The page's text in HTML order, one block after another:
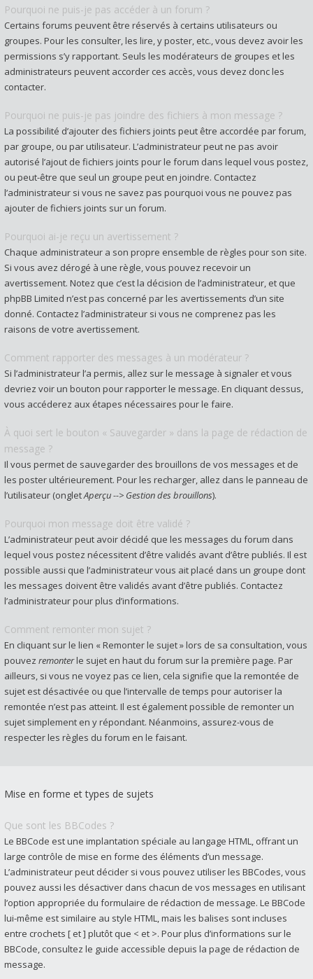
Pourquoi ne puis-je pas accéder à un forum ?
Certains forums peuvent être réservés à certains utilisateurs ou
groupes. Pour les consulter, les lire, y poster, etc., vous devez avoir les
permissions s’y rapportant. Seuls les modérateurs de groupes et les
administrateurs peuvent accorder ces accès, vous devez donc les
contacter.
Pourquoi ne puis-je pas joindre des fichiers à mon message ?
La possibilité d’ajouter des fichiers joints peut être accordée par forum,
par groupe, ou par utilisateur. L’administrateur peut ne pas avoir
autorisé l’ajout de fichiers joints pour le forum dans lequel vous postez,
ou peut-être que seul un groupe peut en joindre. Contactez
l’administrateur si vous ne savez pas pourquoi vous ne pouvez pas
ajouter de fichiers joints sur un forum.
Pourquoi ai-je reçu un avertissement ?
Chaque administrateur a son propre ensemble de règles pour son site.
Si vous avez dérogé à une règle, vous pouvez recevoir un
avertissement. Notez que c’est la décision de l’administrateur, et que
phpBB Limited n’est pas concerné par les avertissements d’un site
donné. Contactez l’administrateur si vous ne comprenez pas les
raisons de votre avertissement.
Comment rapporter des messages à un modérateur ?
Si l’administrateur l’a permis, allez sur le message à signaler et vous
devriez voir un bouton pour rapporter le message. En cliquant dessus,
vous accéderez aux étapes nécessaires pour le faire.
À quoi sert le bouton « Sauvegarder » dans la page de rédaction de
message ?
Il vous permet de sauvegarder des brouillons de vos messages et de
les poster ultérieurement. Pour les recharger, allez dans le panneau de
l’utilisateur (ongletAperçu --> Gestion des brouillons).
Pourquoi mon message doit être validé ?
L’administrateur peut avoir décidé que les messages du forum dans
lequel vous postez nécessitent d’être validés avant d’être publiés. Il est
possible aussi que l’administrateur vous ait placé dans un groupe dont
les messages doivent être validés avant d’être publiés. Contactez
l’administrateur pour plus d’informations.
Comment remonter mon sujet ?
En cliquant sur le lien « Remonter le sujet » lors de sa consultation, vous
pouvez remonterle sujet en haut du forum sur la première page. Par
ailleurs, si vous ne voyez pas ce lien, cela signifie que la remontée de
sujet est désactivée ou que l’intervalle de temps pour autoriser la
remontée n’est pas atteint. Il est également possible de remonter un
sujet simplement en y répondant. Néanmoins, assurez-vous de
respecter les règles du forum en le faisant.
Mise en forme et types de sujets
Que sont les BBCodes ?
Le BBCode est une implantation spéciale au langage HTML, offrant un
large contrôle de mise en forme des éléments d’un message.
L’administrateur peut décider si vous pouvez utiliser les BBCodes, vous
pouvez aussi les désactiver dans chacun de vos messages en utilisant
l’option appropriée du formulaire de rédaction de message. Le BBCode
lui-même est similaire au style HTML, mais les balises sont incluses
entre crochets [ et ] plutôt que < et >. Pour plus d’informations sur le
BBCode, consultez le guide accessible depuis la page de rédaction de
message.